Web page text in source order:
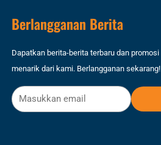
Berlangganan Berita
Dapatkan berita-berita terbaru dan promosi
menarik dari kami. Berlangganan sekarang!